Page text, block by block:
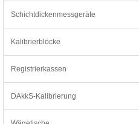
Schichtdickenmessgeräte
Kalibrierblöcke
Registrierkassen
DAkkS-Kalibrierung